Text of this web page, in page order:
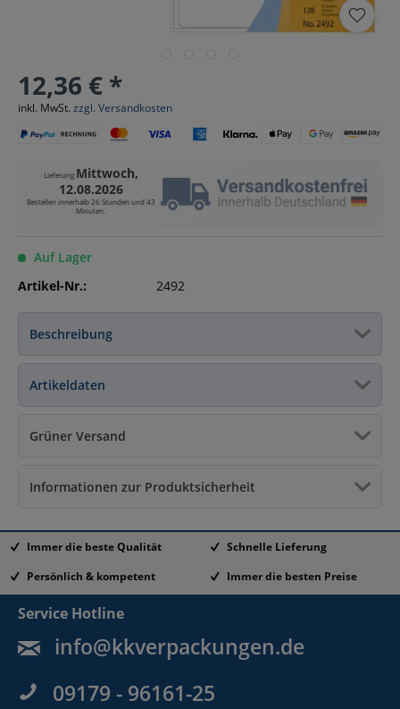
12,36 € *
inkl. MwSt. zzgl. Versandkosten
Lieferung Mittwoch,
12.08.2026
Bestellen innerhalb26 Stunden und 43
Minuten.
Auf Lager
Artikel-Nr.:
2492
Beschreibung
Artikeldaten
Grüner Versand
Informationen zur Produktsicherheit
Immer die beste Qualität
Schnelle Lieferung
Persönlich & kompetent
Immer die besten Preise
Service Hotline
info@kkverpackungen.de
09179 - 96161-25